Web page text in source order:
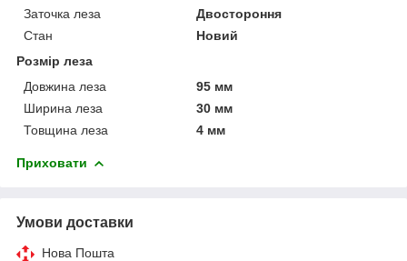
Заточка леза
Двостороння
Стан
Новий
Розмір леза
Довжина леза
95 мм
Ширина леза
30 мм
Товщина леза
4 мм
Приховати
Умови доставки
Нова Пошта